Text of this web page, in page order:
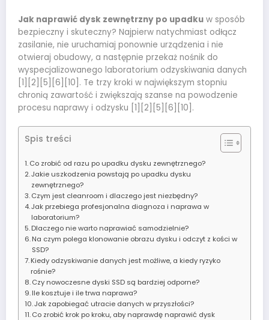
Jak naprawić dysk zewnętrzny po upadku w sposób
bezpieczny i skuteczny? Najpierw natychmiast odłącz
zasilanie, nie uruchamiaj ponownie urządzenia i nie
otwieraj obudowy, a następnie przekaż nośnik do
wyspecjalizowanego laboratorium odzyskiwania danych
[1][2][5][6][10]. Te trzy kroki w największym stopniu
chronią zawartość i zwiększają szanse na powodzenie
procesu naprawy i odzysku [1][2][5][6][10].
Spis treści
Co zrobić od razu po upadku dysku zewnętrznego?
Jakie uszkodzenia powstają po upadku dysku
zewnętrznego?
Czym jest cleanroom i dlaczego jest niezbędny?
Jak przebiega profesjonalna diagnoza i naprawa w
laboratorium?
Dlaczego nie warto naprawiać samodzielnie?
Na czym polega klonowanie obrazu dysku i odczyt z kości w
SSD?
Kiedy odzyskiwanie danych jest możliwe, a kiedy ryzyko
rośnie?
Czy nowoczesne dyski SSD są bardziej odporne?
Ile kosztuje i ile trwa naprawa?
Jak zapobiegać utracie danych w przyszłości?
Co zrobić krok po kroku, aby naprawdę naprawić dysk